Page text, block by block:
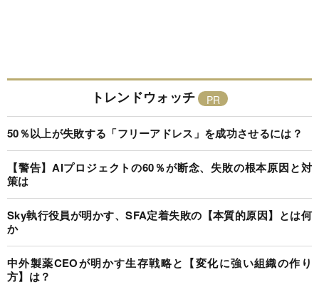
トレンドウォッチ
50％以上が失敗する「フリーアドレス」を成功させるには？
【警告】AIプロジェクトの60％が断念、失敗の根本原因と対
策は
Sky執行役員が明かす、SFA定着失敗の【本質的原因】とは何
か
中外製薬CEOが明かす生存戦略と【変化に強い組織の作り
方】は？